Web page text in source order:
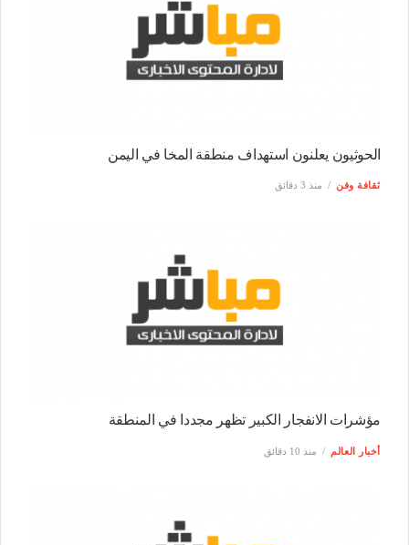
الحوثيون يعلنون استهداف منطقة المخا في اليمن
ثقافة وفن منذ 3 دقائق
مؤشرات الانفجار الكبير تظهر مجددا في المنطقة
أخبار العالم منذ 10 دقائق